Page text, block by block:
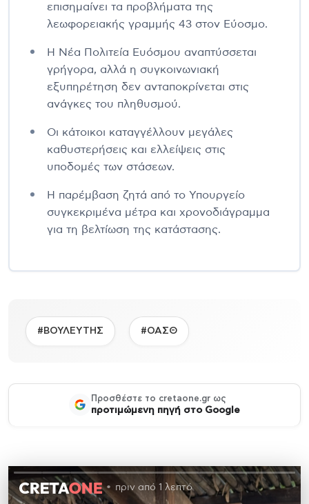
επισημαίνει τα προβλήματα της
λεωφορειακής γραμμής 43 στον Εύοσμο.
Η Νέα Πολιτεία Ευόσμου αναπτύσσεται
γρήγορα, αλλά η συγκοινωνιακή
εξυπηρέτηση δεν ανταποκρίνεται στις
ανάγκες του πληθυσμού.
Οι κάτοικοι καταγγέλλουν μεγάλες
καθυστερήσεις και ελλείψεις στις
υποδομές των στάσεων.
Η παρέμβαση ζητά από το Υπουργείο
συγκεκριμένα μέτρα και χρονοδιάγραμμα
για τη βελτίωση της κατάστασης.
#ΒΟΥΛΕΥΤΗΣ #ΟΑΣΘ
Προσθέστε το cretaone.gr ως
προτιμώμενη πηγή στο Google
πριν από 1 λεπτό